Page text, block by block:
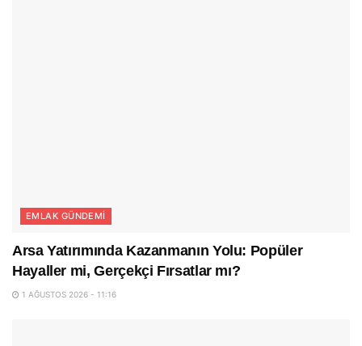
EMLAK GÜNDEMI
Arsa Yatırımında Kazanmanın Yolu: Popüler
Hayaller mi, Gerçekçi Fırsatlar mı?
1 AĞUSTOS 2026 - 11:16